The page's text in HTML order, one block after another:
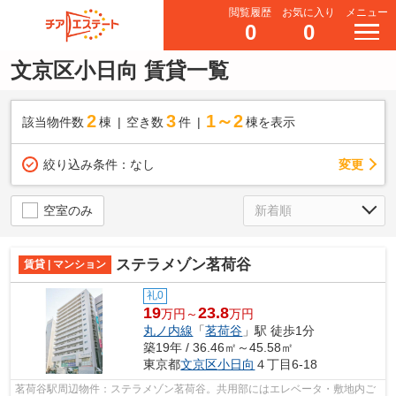
閲覧履歴
0
お気に入り
0
メニュー
文京区小日向 賃貸一覧
該当物件数 2棟 空き数 3 件 1～2 棟を表示
絞り込み条件： なし 変更
空室のみ
賃貸 | マンション ステラメゾン茗荷谷
礼0
19万円～23.8万円
丸ノ内線 「茗荷谷 」駅 徒歩1分
築19年 / 36.46㎡～45.58㎡
東京都文京区小日向 ４丁目6-18
茗荷谷駅周辺物件：ステラメゾン茗荷谷。共用部にはエレベータ・敷地内ご